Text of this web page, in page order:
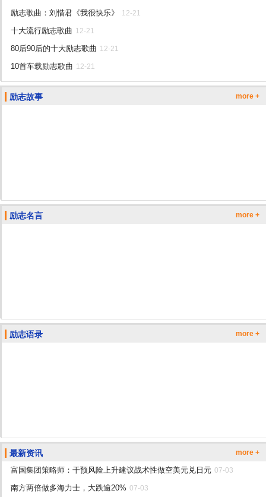
励志歌曲：刘惜君《我很快乐》 12-21
十大流行励志歌曲 12-21
80后90后的十大励志歌曲 12-21
10首车载励志歌曲 12-21
励志故事 more +
励志名言 more +
励志语录 more +
最新资讯 more +
富国集团策略师：干预风险上升建议战术性做空美元兑日元 07-03
南方两倍做多海力士，大跌逾20% 07-03